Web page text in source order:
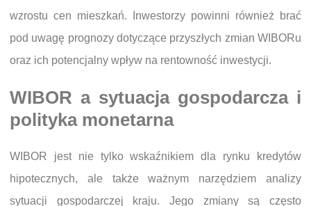
wzrostu cen mieszkań. Inwestorzy powinni również brać
pod uwagę prognozy dotyczące przyszłych zmian WIBORu
oraz ich potencjalny wpływ na rentowność inwestycji.
WIBOR a sytuacja gospodarcza i
polityka monetarna
WIBOR jest nie tylko wskaźnikiem dla rynku kredytów
hipotecznych, ale także ważnym narzędziem analizy
sytuacji gospodarczej kraju. Jego zmiany są często